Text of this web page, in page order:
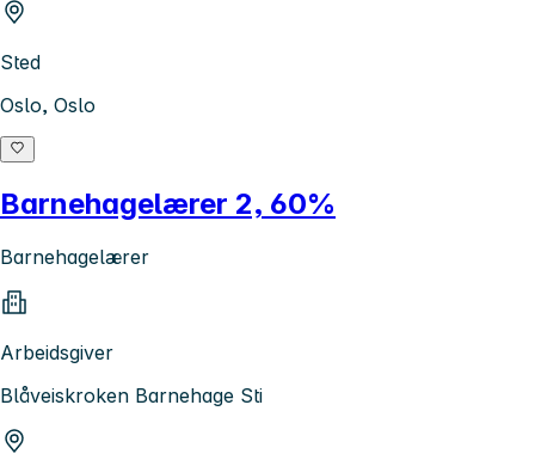
Sted
Oslo, Oslo
Barnehagelærer 2, 60%
Barnehagelærer
Arbeidsgiver
Blåveiskroken Barnehage Sti